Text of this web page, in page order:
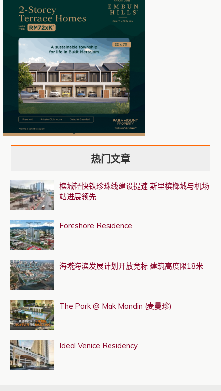
热门文章
槟城轻快铁珍珠线建设提速 斯里槟榔城与机场
站进展领先
Foreshore Residence
海墘海滨发展计划开放竞标 建筑高度限18米
The Park @ Mak Mandin (麦曼珍)
Ideal Venice Residency